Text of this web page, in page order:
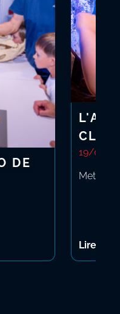
DE
de l'été !!!
19/06/
Mettez-
Lire la